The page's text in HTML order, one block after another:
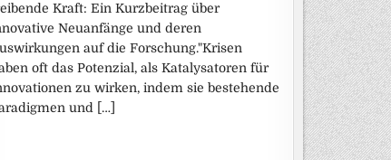
Kraft: Ein Kurzbeitrag über
Neuanfänge und deren
auf die Forschung."Krisen
oft das Potenzial, als Katalysatoren für
zu wirken, indem sie bestehende
und […]